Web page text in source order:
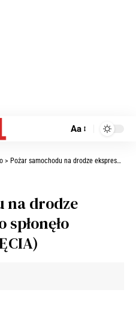
Aa
> Pożar samochodu na drodze ekspresowej. Auto spłonęło doszczętnie (ZDJĘCIA)
na drodze